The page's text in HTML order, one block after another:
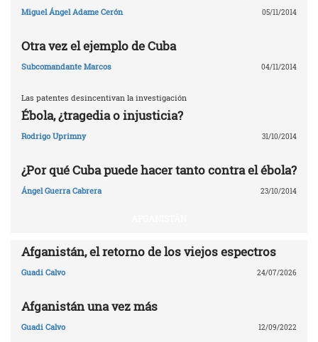
Miguel Ángel Adame Cerón 05/11/2014
Otra vez el ejemplo de Cuba
Subcomandante Marcos 04/11/2014
Las patentes desincentivan la investigación
Ébola, ¿tragedia o injusticia?
Rodrigo Uprimny 31/10/2014
¿Por qué Cuba puede hacer tanto contra el ébola?
Ángel Guerra Cabrera 23/10/2014
Afganistán, el retorno de los viejos espectros
Guadi Calvo 24/07/2026
Afganistán una vez más
Guadi Calvo 12/09/2022